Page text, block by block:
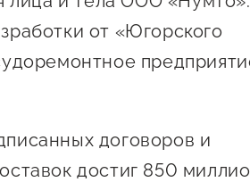
Поддержка центра
Онлайн-витрина
Нормативные
документы
от «Югорского
договоров и
достиг 850